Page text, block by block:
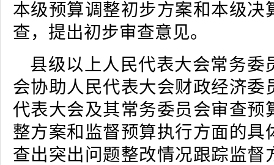
本级预算调整初步方案和本级决
查，提出初步审查意见。
县级以上人民代表大会常务委
会协助人民代表大会财政经济委
代表大会及其常务委员会审查预
整方案和监督预算执行方面的具
查出突出问题整改情况跟踪监督